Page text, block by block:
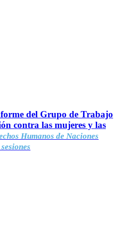
del Grupo de Trabajo
contra las mujeres y las
Humanos de Naciones